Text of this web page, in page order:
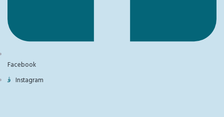
Facebook
Instagram